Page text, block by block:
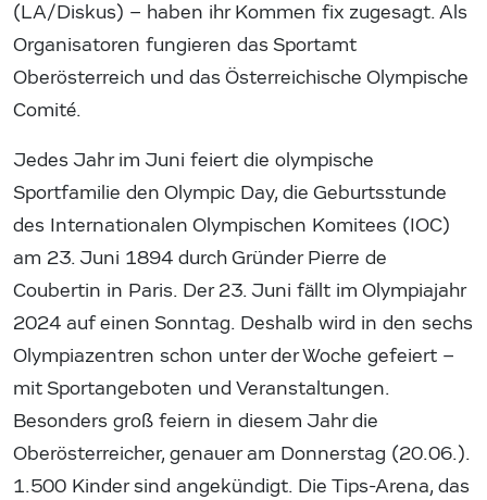
(LA/Diskus) – haben ihr Kommen fix zugesagt. Als
Organisatoren fungieren das Sportamt
Oberösterreich und das Österreichische Olympische
Comité.
Jedes Jahr im Juni feiert die olympische
Sportfamilie den Olympic Day, die Geburtsstunde
des Internationalen Olympischen Komitees (IOC)
am 23. Juni 1894 durch Gründer Pierre de
Coubertin in Paris. Der 23. Juni fällt im Olympiajahr
2024 auf einen Sonntag. Deshalb wird in den sechs
Olympiazentren schon unter der Woche gefeiert –
mit Sportangeboten und Veranstaltungen.
Besonders groß feiern in diesem Jahr die
Oberösterreicher, genauer am Donnerstag (20.06.).
1.500 Kinder sind angekündigt. Die Tips-Arena, das